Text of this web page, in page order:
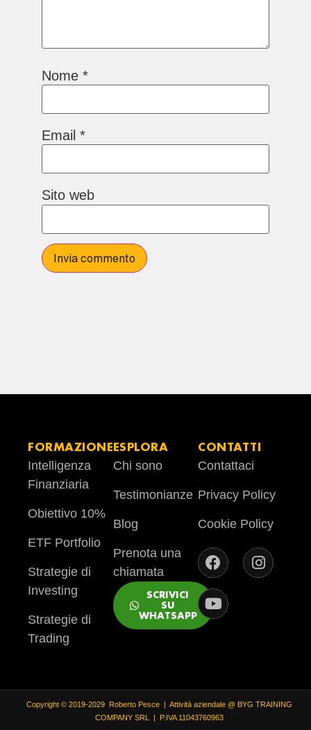
Nome *
Email *
Sito web
FORMAZIONE
Intelligenza
Finanziaria
Obiettivo 10%
ETF Portfolio
Strategie di
Investing
Strategie di
Trading
ESPLORA
Chi sono
Testimonianze
Blog
Prenota una
chiamata
SCRIVICI
SU
WHATSAPP
CONTATTI
Contattaci
Privacy Policy
Cookie Policy
Copyright © 2019-2029 Roberto Pesce | Attività aziendale @ BYG TRAINING
COMPANY SRL | P.IVA 11043760963